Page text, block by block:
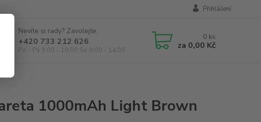
Přihlášení
Nevíte si rady? Zavolejte.
+420 733 212 626
Po - Pá 9:00 - 19:00 So 9:00 - 14:00
0 ks
za 0,00 Kč
1000mAh Light Brown